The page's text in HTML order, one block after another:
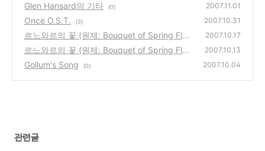
Glen Hansard의 기타 (0) 2007.11.01
Once O.S.T. (3) 2007.10.31
르느와르의 꽃 (원제: Bouquet of Spring Flow
ers) 완성
(4)
2007.10.17
르느와르의 꽃 (원제: Bouquet of Spring Flow
ers)
(0)
2007.10.13
Gollum's Song (0) 2007.10.04
관련글